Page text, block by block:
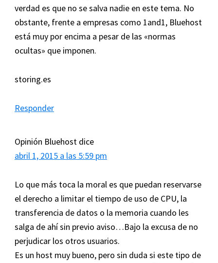
verdad es que no se salva nadie en este tema. No
obstante, frente a empresas como 1and1, Bluehost
está muy por encima a pesar de las «normas
ocultas» que imponen.
storing.es
Responder
Opinión Bluehost dice
abril 1, 2015 a las 5:59 pm
Lo que más toca la moral es que puedan reservarse
el derecho a limitar el tiempo de uso de CPU, la
transferencia de datos o la memoria cuando les
salga de ahí sin previo aviso…Bajo la excusa de no
perjudicar los otros usuarios.
Es un host muy bueno, pero sin duda si este tipo de